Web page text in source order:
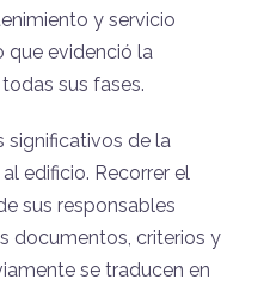
y servicio
que evidenció la
sus fases.
significativos de la
edificio. Recorrer el
sus responsables
documentos, criterios y
se traducen en